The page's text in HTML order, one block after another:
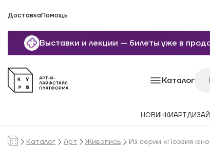
ДоставкаПомощь
Выставки и лекции — билеты уже в
Каталог
НОВИНКИАРТ
Каталог Арт Живопись Из серии «Поэзия